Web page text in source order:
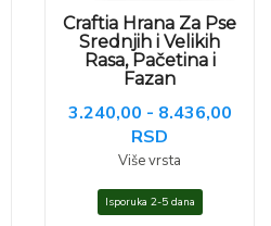
Craftia Hrana Za Pse
Srednjih i Velikih
Rasa, Pačetina i
Fazan
3.240,00 - 8.436,00
RSD
Više vrsta
Isporuka 2-5 dana